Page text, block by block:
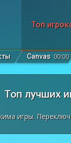
Топ
Canvas 00:00
Топ лучших
игры.